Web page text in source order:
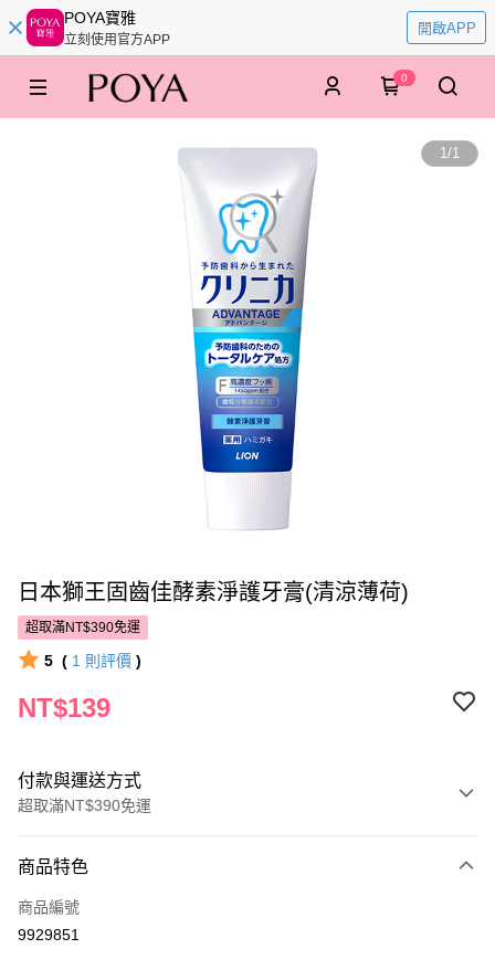
POYA寶雅
立刻使用官方APP
開啟APP
0
1/1
日本獅王固齒佳酵素淨護牙膏(清涼薄荷)
超取滿NT$390免運
5 ( 1 則評價 )
NT$139
付款與運送方式
超取滿NT$390免運
POYA支付
信用卡一次付款
商品特色
商品編號
9929851